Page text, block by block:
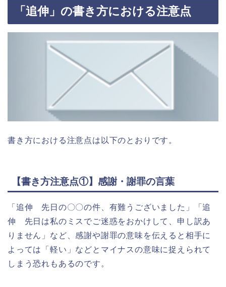
「追伸」の書き方における注意点
書き方における注意点は以下のとおりです。
【書き方注意点①】感謝・謝罪の言葉
「追伸 先日の〇〇の件、有難うございました」「追
伸 先日は私のミスでご迷惑をおかけして、申し訳あ
りません」など、感謝や謝罪の意味を伝えると相手に
よっては「軽い」などとマイナスの意味に捉えられて
しまう恐れもあるのです。